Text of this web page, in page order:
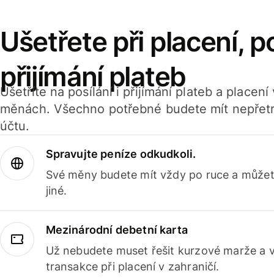
Ušetřete při placení,
přijímání plateb
Ušetříte na posílání i přijímání plateb a
měnách. Všechno potřebné budete mít
účtu.
Spravujte peníze odkudkoli.
Své měny budete mít vždy po ruce a
jiné.
Mezinárodní debetní karta
Už nebudete muset řešit kurzové marže a
transakce při placení v zahraničí.